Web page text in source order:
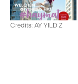
Credits: AY YILDIZ